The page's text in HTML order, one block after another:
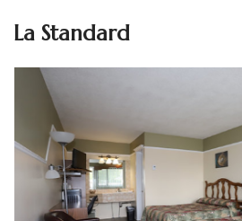
La Standard